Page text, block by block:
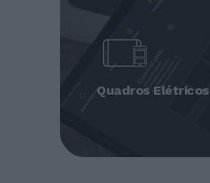
Quadros Elétricos